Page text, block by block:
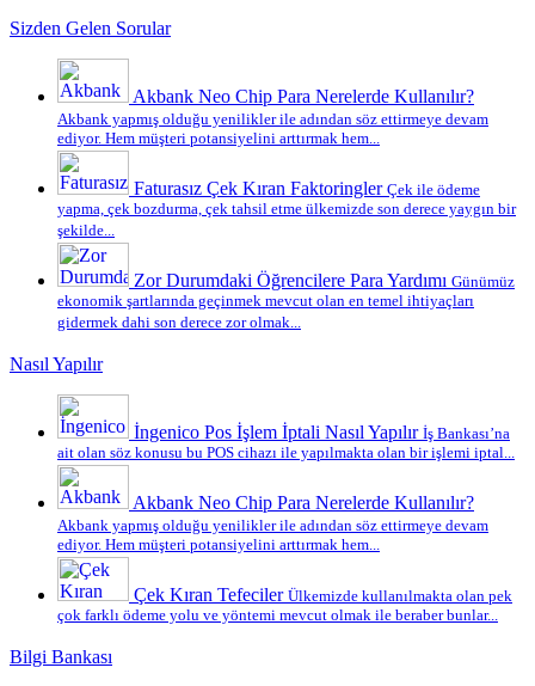
Sizden Gelen Sorular
Akbank Neo Chip Para Nerelerde Kullanılır?
Akbank yapmış olduğu yenilikler ile adından söz ettirmeye devam
ediyor. Hem müşteri potansiyelini arttırmak hem...
Faturasız Çek Kıran Faktoringler Çek ile ödeme
yapma, çek bozdurma, çek tahsil etme ülkemizde son derece yaygın bir
şekilde...
Zor Durumdaki Öğrencilere Para Yardımı Günümüz
ekonomik şartlarında geçinmek mevcut olan en temel ihtiyaçları
gidermek dahi son derece zor olmak...
Nasıl Yapılır
İngenico Pos İşlem İptali Nasıl Yapılır İş Bankası’na
ait olan söz konusu bu POS cihazı ile yapılmakta olan bir işlemi iptal...
Akbank Neo Chip Para Nerelerde Kullanılır?
Akbank yapmış olduğu yenilikler ile adından söz ettirmeye devam
ediyor. Hem müşteri potansiyelini arttırmak hem...
Çek Kıran Tefeciler Ülkemizde kullanılmakta olan pek
çok farklı ödeme yolu ve yöntemi mevcut olmak ile beraber bunlar...
Bilgi Bankası